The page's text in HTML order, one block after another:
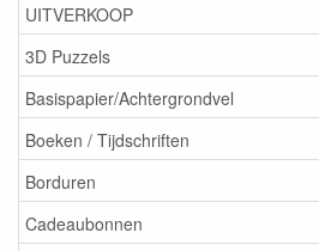
UITVERKOOP
3D Puzzels
Basispapier/Achtergrondvel
Boeken / Tijdschriften
Borduren
Cadeaubonnen